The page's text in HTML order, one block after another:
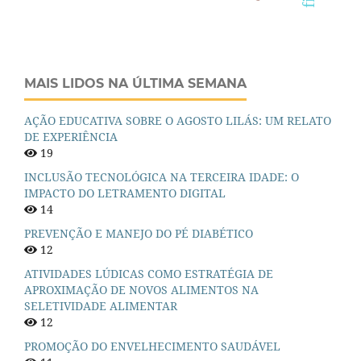
MAIS LIDOS NA ÚLTIMA SEMANA
AÇÃO EDUCATIVA SOBRE O AGOSTO LILÁS: UM RELATO
DE EXPERIÊNCIA
19
INCLUSÃO TECNOLÓGICA NA TERCEIRA IDADE: O
IMPACTO DO LETRAMENTO DIGITAL
14
PREVENÇÃO E MANEJO DO PÉ DIABÉTICO
12
ATIVIDADES LÚDICAS COMO ESTRATÉGIA DE
APROXIMAÇÃO DE NOVOS ALIMENTOS NA
SELETIVIDADE ALIMENTAR
12
PROMOÇÃO DO ENVELHECIMENTO SAUDÁVEL